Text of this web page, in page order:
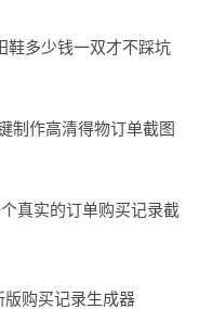
鞋多少钱一双才不踩坑
制作高清得物订单截图
真实的订单购买记录截
版购买记录生成器